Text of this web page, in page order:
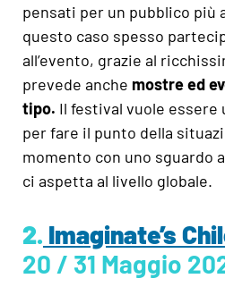
pensati per un pubblico più
questo caso spesso
all’evento, grazie al
prevede anche mostre ed
tipo. Il festival vuole essere
per fare il punto della
momento con uno sguardo
ci aspetta al livello globale.
2. Imaginate’s
20 / 31 Maggio